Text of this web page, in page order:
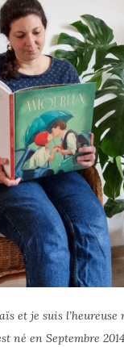
et je suis l’heureuse
né en Septembre